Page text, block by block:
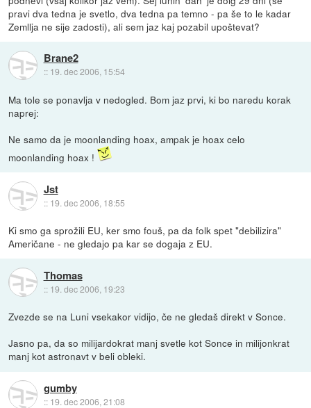
pravi dva tedna je svetlo, dva tedna pa temno - pa še to le kadar
Zemllja ne sije zadosti), ali sem jaz kaj pozabil upoštevat?
Brane2
:: 19. dec 2006, 15:54
Ma tole se ponavlja v nedogled. Bom jaz prvi, ki bo naredu korak
naprej:
Ne samo da je moonlanding hoax, ampak je hoax celo
moonlanding hoax !
Jst
:: 19. dec 2006, 18:55
Ki smo ga sprožili EU, ker smo fouš, pa da folk spet "debilizira"
Američane - ne gledajo pa kar se dogaja z EU.
Thomas
:: 19. dec 2006, 19:23
Zvezde se na Luni vsekakor vidijo, če ne gledaš direkt v Sonce.
Jasno pa, da so milijardokrat manj svetle kot Sonce in milijonkrat
manj kot astronavt v beli obleki.
gumby
:: 19. dec 2006, 21:08